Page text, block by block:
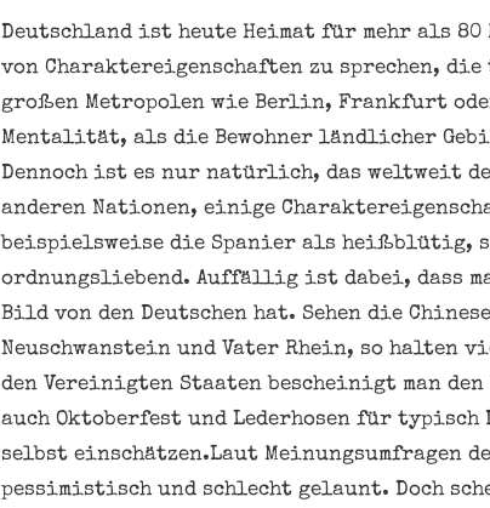
Deutschland ist heute Heimat für mehr als
von Charaktereigenschaften zu sprechen,
großen Metropolen wie Berlin, Frankfurt
Mentalität, als die Bewohner ländlicher
Dennoch ist es nur natürlich, das weltweit
anderen Nationen, einige
beispielsweise die Spanier als heißblütig,
ordnungsliebend. Auffällig ist dabei, dass
Bild von den Deutschen hat. Sehen die
Neuschwanstein und Vater Rhein, so halten
den Vereinigten Staaten bescheinigt man
auch Oktoberfest und Lederhosen für
selbst einschätzen.Laut Meinungsumfragen
pessimistisch und schlecht gelaunt. Doch